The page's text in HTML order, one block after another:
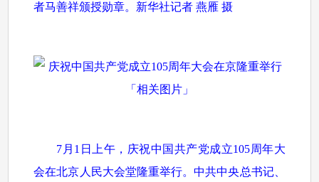
者马善祥颁授勋章。新华社记者 燕雁 摄
7月1日上午，庆祝中国共产党成立105周年大
会在北京人民大会堂隆重举行。中共中央总书记、